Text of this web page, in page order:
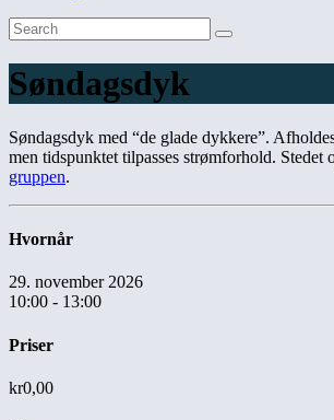
Søndagsdyk
Søndagsdyk med “de glade dykkere”.
men tidspunktet tilpasses strømforhold. Stedet
gruppen.
Hvornår
29. november 2026
10:00 - 13:00
Priser
kr0,00